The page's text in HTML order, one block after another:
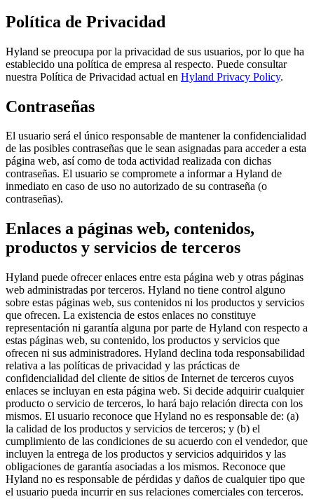
Política de Privacidad
Hyland se preocupa por la privacidad de sus usuarios, por lo que ha
establecido una política de empresa al respecto. Puede consultar
nuestra Política de Privacidad actual en Hyland Privacy Policy.
Contraseñas
El usuario será el único responsable de mantener la confidencialidad
de las posibles contraseñas que le sean asignadas para acceder a esta
página web, así como de toda actividad realizada con dichas
contraseñas. El usuario se compromete a informar a Hyland de
inmediato en caso de uso no autorizado de su contraseña (o
contraseñas).
Enlaces a páginas web, contenidos,
productos y servicios de terceros
Hyland puede ofrecer enlaces entre esta página web y otras páginas
web administradas por terceros. Hyland no tiene control alguno
sobre estas páginas web, sus contenidos ni los productos y servicios
que ofrecen. La existencia de estos enlaces no constituye
representación ni garantía alguna por parte de Hyland con respecto a
estas páginas web, su contenido, los productos y servicios que
ofrecen ni sus administradores. Hyland declina toda responsabilidad
relativa a las políticas de privacidad y las prácticas de
confidencialidad del cliente de sitios de Internet de terceros cuyos
enlaces se incluyan en esta página web. Si decide adquirir cualquier
producto o servicio de terceros, lo hará bajo relación directa con los
mismos. El usuario reconoce que Hyland no es responsable de: (a)
la calidad de los productos y servicios de terceros; y (b) el
cumplimiento de las condiciones de su acuerdo con el vendedor, que
incluyen la entrega de los productos y servicios adquiridos y las
obligaciones de garantía asociadas a los mismos. Reconoce que
Hyland no es responsable de pérdidas y daños de cualquier tipo que
el usuario pueda incurrir en sus relaciones comerciales con terceros.